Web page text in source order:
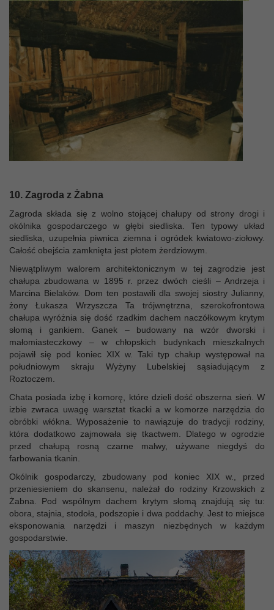
10. Zagroda z Żabna
Zagroda składa się z wolno stojącej chałupy od strony drogi i
okólnika gospodarczego w głębi siedliska. Ten typowy układ
siedliska, uzupełnia piwnica ziemna i ogródek kwiatowo-ziołowy.
Całość obejścia zamknięta jest płotem żerdziowym.
Niewątpliwym walorem architektonicznym w tej zagrodzie jest
chałupa zbudowana w 1895 r. przez dwóch cieśli – Andrzeja i
Marcina Bielaków. Dom ten postawili dla swojej siostry Julianny,
żony Łukasza Wrzyszcza Ta trójwnętrzna, szerokofrontowa
chałupa wyróżnia się dość rzadkim dachem naczółkowym krytym
słomą i gankiem. Ganek – budowany na wzór dworski i
małomiasteczkowy – w chłopskich budynkach mieszkalnych
pojawił się pod koniec XIX w. Taki typ chałup występował na
południowym skraju Wyżyny Lubelskiej sąsiadującym z
Roztoczem.
Chata posiada izbę i komorę, które dzieli dość obszerna sień. W
izbie zwraca uwagę warsztat tkacki a w komorze narzędzia do
obróbki włókna. Wyposażenie to nawiązuje do tradycji rodziny,
która dodatkowo zajmowała się tkactwem. Dlatego w ogrodzie
przed chałupą rosną czarne malwy, używane niegdyś do
farbowania tkanin.
Okólnik gospodarczy, zbudowany pod koniec XIX w., przed
przeniesieniem do skansenu, należał do rodziny Krzowskich z
Żabna. Pod wspólnym dachem krytym słomą znajdują się tu:
obora, stajnia, stodoła, podszopie i dwa poddachy. Jest to miejsce
eksponowania narzędzi i maszyn niezbędnych w każdym
gospodarstwie.